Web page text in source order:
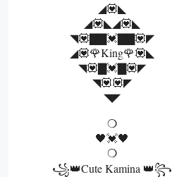
◢💟◣
◢💟◣◢💟◣
◥💟▇▇💓▇▇💟◤
◢💟🌹King🌹💟◣
◥💟▇💓▇💟◤
◥💟💟◤
◥◤
❍
🖤💓🖤
❍
꧁👑Cute Kamina 👑꧂